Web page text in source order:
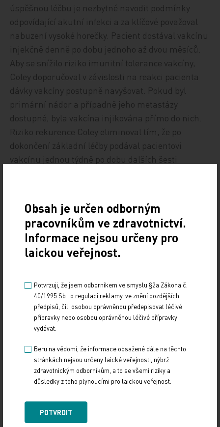
úspěšnou léčbu je nezbytné navodit podmínky
odpovídající akutní infekci a za klíčové považoval
nabuzení vysoké horečky. Pacient dostával vakcínu
injekčně denně po dobu jednoho až dvou měsíců.
Aby se snížilo riziko imunitní tolerance vakcíny,
Coley doporučoval v závislosti na reakci pacienta
dávky vakcíny postupně navyšovat. Pokud byl
primární nádor a případně jeho metastázy
dostupné, byla vakcína injikována přímo do nich.
Riziko rekurence Coley eliminoval tím, že po
dokončení základní léčby podával pacientovi
vakcínu jednou týdně po dobu dalších šesti
Krátce před Coleyho smrtí v roce 1936 byla jeho
léčba sarkomů zařazena do seznamu „Nových a
neoficiálních léčebných postupů“, jenž vydala
Coleyho toxiny jako doplněk tradičních léčebných
postupů.
Sám Coley byl zpočátku přesvědčen, že se postup
hodí především k léčbě sarkomů. Jako chirurg
specializovaný na kostní chirurgii měl právě k
těmto typům nádorů nejčastější přístup. Později
ale na základě dat, nahromaděných jak vlastní
praxí, tak i získaných od jiných lékařů využívajících
léčbu Coleyho toxiny, ze své skepse výrazně slevil. V
Obsah je určen odborným
pracovníkům ve zdravotnictví.
Informace nejsou určeny pro
laickou veřejnost.
Potvrzuji, že jsem odborníkem ve smyslu §2a Zákona č.
40/1995 Sb., o regulaci reklamy, ve znění pozdějších
předpisů, čili osobou oprávněnou předepisovat léčivé
přípravky nebo osobou oprávněnou léčivé přípravky
vydávat.
Beru na vědomí, že informace obsažené dále na těchto
stránkách nejsou určeny laické veřejnosti, nýbrž
zdravotnickým odborníkům, a to se všemi riziky a
důsledky z toho plynoucími pro laickou veřejnost.
POTVRDIT